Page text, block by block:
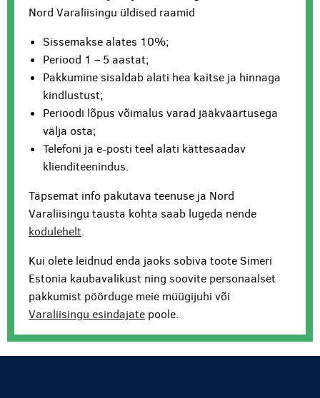
Nord Varaliisingu üldised raamid
Sissemakse alates 10%;
Periood 1 – 5 aastat;
Pakkumine sisaldab alati hea kaitse ja hinnaga
kindlustust;
Perioodi lõpus võimalus varad jääkväärtusega
välja osta;
Telefoni ja e-posti teel alati kättesaadav
klienditeenindus.
Täpsemat info pakutava teenuse ja Nord
Varaliisingu tausta kohta saab lugeda nende
kodulehelt.
Kui olete leidnud enda jaoks sobiva toote Simeri
Estonia kaubavalikust ning soovite personaalset
pakkumist pöörduge meie müügijuhi või
Varaliisingu esindajate poole.